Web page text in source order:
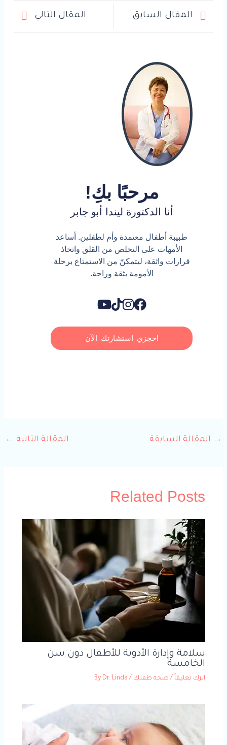
المقال السابق المقال التالي
مرحبًا بكِ!
أنا الدكتورة ليندا أبو جابر
طبيبة أطفال معتمدة وأم لطفلين. أساعد
الأمهات على التخلص من القلق واتخاذ
قرارات واثقة، ليتمكنّ من الاستمتاع برحلة
الأمومة بثقة وراحة.
احجزي استشارتك الآن
→ المقالة السابقة المقالة التالية ←
Related Posts
سلامة وإدارة الأدوية للأطفال دون سن
الخامسة
اترك تعليقاً / صحة طفلك / By
Dr. Linda